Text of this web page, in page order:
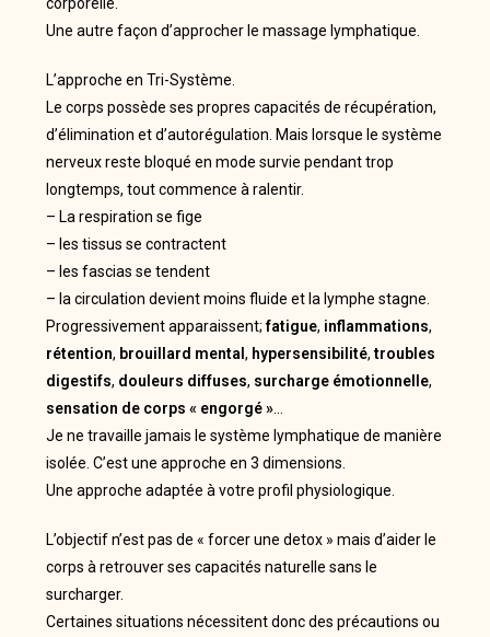
Une autre façon d’approcher le massage lymphatique.
L’approche en Tri-Système.
Le corps possède ses propres capacités de récupération,
d’élimination et d’autorégulation. Mais lorsque le système
nerveux reste bloqué en mode survie pendant trop
longtemps, tout commence à ralentir.
– La respiration se fige
– les tissus se contractent
– les fascias se tendent
– la circulation devient moins fluide et la lymphe stagne.
Progressivement apparaissent;fatigue, inflammations,
rétention, brouillard mental, hypersensibilité,troubles
digestifs, douleurs diffuses, surcharge émotionnelle,
sensation de corps « engorgé »
Je ne travaille jamais le système lymphatique de manière
isolée. C’est une approche en 3 dimensions.
Une approche adaptée à votre profil physiologique.
L’objectif n’est pas de « forcer une detox » mais d’aider le
corps à retrouver ses capacités naturelle sans le
surcharger.
Certaines situations nécessitent donc des précautions ou